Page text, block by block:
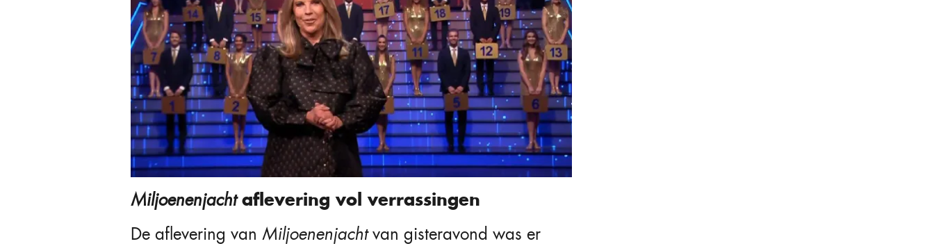
Miljoenenjachtaflevering vol verrassingen
De aflevering van Miljoenenjachtvan gisteravond was er